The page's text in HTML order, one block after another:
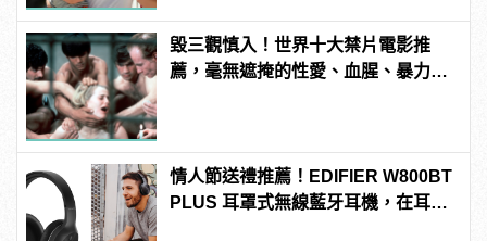
毀三觀慎入！世界十大禁片電影推
薦，毫無遮掩的性愛、血腥、暴力、
情人節送禮推薦！EDIFIER W800BT
PLUS 耳罩式無線藍牙耳機，在耳邊